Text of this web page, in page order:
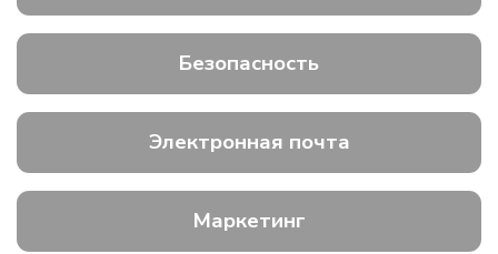
Безопасность
Электронная почта
Маркетинг